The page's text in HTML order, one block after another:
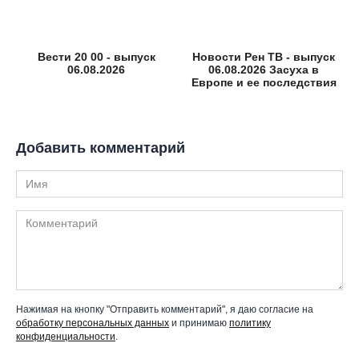
Вести 20 00 - выпуск
06.08.2026
Новости Рен ТВ - выпуск
06.08.2026 Засуха в
Европе и ее последствия
Добавить комментарий
Имя
Комментарий
Нажимая на кнопку "Отправить комментарий", я даю согласие на
обработку персональных данных и принимаю политику
конфиденциальности